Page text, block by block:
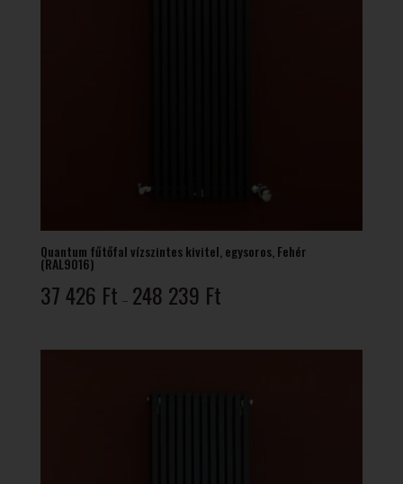
Quantum fűtőfal vízszintes kivitel, egysoros, Fehér
(RAL9016)
37 426 Ft – 248 239 Ft37
-